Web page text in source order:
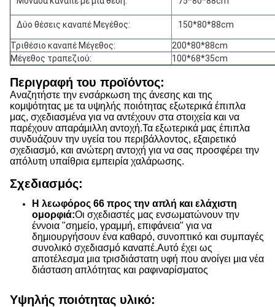
Δύο θέσεις καναπέ Μεγέθος: 150*80*88cm
Τριθέσιο καναπέ Μέγεθος:
200*80*88cm
Μέγεθος τραπεζιού:
100*68*35cm
Περιγραφή του προϊόντος:
Αναζητήστε την ενσάρκωση της άνεσης και της
κομψότητας με τα υψηλής ποιότητας εξωτερικά έπιπλα
μας, σχεδιασμένα για να αντέχουν στα στοιχεία και να
παρέχουν απαράμιλλη αντοχή.Τα εξωτερικά μας έπιπλα
συνδυάζουν την υγεία του περιβάλλοντος, εξαιρετικό
σχεδιασμό, και ανώτερη αντοχή για να σας προσφέρει την
απόλυτη υπαίθρια εμπειρία χαλάρωσης.
Σχεδιασμός:
Η λεωφόρος 66 προς την απλή και ελάχιστη
ομορφιά:Οι σχεδιαστές μας ενσωματώνουν την
έννοια "σημείο, γραμμή, επιφάνεια" για να
δημιουργήσουν ένα καθαρό, συνοπτικό και συμπαγές
συνολικό σχεδιασμό καναπέ.Αυτό έχει ως
αποτέλεσμα μια τρισδιάστατη υφή που ανοίγει μια νέα
διάσταση απλότητας και ραφιναρίσματος
Υψηλής ποιότητας υλικό: